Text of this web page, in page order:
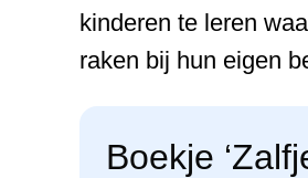
kinderen te leren
raken bij hun eigen
Boekje